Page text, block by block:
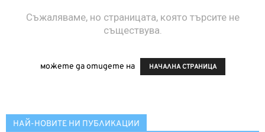
Съжаляваме, но страницата, която търсите не
съществува.
можете да отидете на НАЧАЛНА СТРАНИЦА
НАЙ-НОВИТЕ НИ ПУБЛИКАЦИИ